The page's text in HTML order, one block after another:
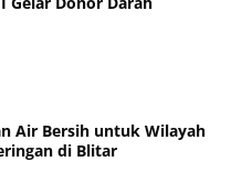
Air Bersih untuk Wilayah
di Blitar